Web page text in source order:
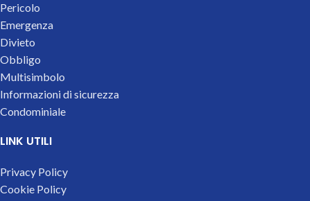
Pericolo
Emergenza
Divieto
Obbligo
Multisimbolo
Informazioni di sicurezza
Condominiale
LINK UTILI
Privacy Policy
Cookie Policy